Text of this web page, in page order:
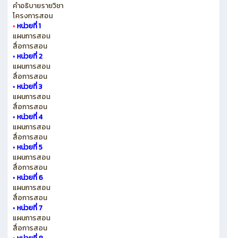
คำอธิบายรายวิชา
โครงการสอน
• หน่วยที่ 1
แผนการสอน
สื่อการสอน
• หน่วยที่ 2
แผนการสอน
สื่อการสอน
• หน่วยที่ 3
แผนการสอน
สื่อการสอน
• หน่วยที่ 4
แผนการสอน
สื่อการสอน
• หน่วยที่ 5
แผนการสอน
สื่อการสอน
• หน่วยที่ 6
แผนการสอน
สื่อการสอน
• หน่วยที่ 7
แผนการสอน
สื่อการสอน